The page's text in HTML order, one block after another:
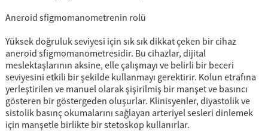
Aneroid sfigmomanometrenin rolü
Yüksek doğruluk seviyesi için sık sık dikkat çeken bir cihaz
aneroid sfigmomanometresidir. Bu cihazlar, dijital
meslektaşlarının aksine, elle çalışmayı ve belirli bir beceri
seviyesini etkili bir şekilde kullanmayı gerektirir. Kolun etrafına
yerleştirilen ve manuel olarak şişirilmiş bir manşet ve basıncı
gösteren bir göstergeden oluşurlar. Klinisyenler, diyastolik ve
sistolik basınç okumalarını sağlayan arteriyel sesleri dinlemek
için manşetle birlikte bir stetoskop kullanırlar.